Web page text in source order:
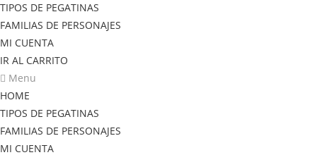
TIPOS DE PEGATINAS
FAMILIAS DE PERSONAJES
MI CUENTA
IR AL CARRITO
Menu
HOME
TIPOS DE PEGATINAS
FAMILIAS DE PERSONAJES
MI CUENTA